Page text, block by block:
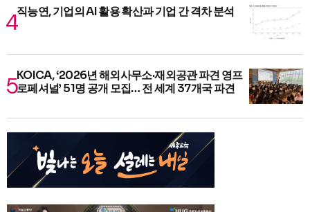
직능연, 기업의 AI 활용 확산과 기업 간 격차 분석
KOICA, ‘2026년 해외사무소·재외공관 파견 영프
로페셔널’ 51명 공개 모집… 전 세계 37개국 파견